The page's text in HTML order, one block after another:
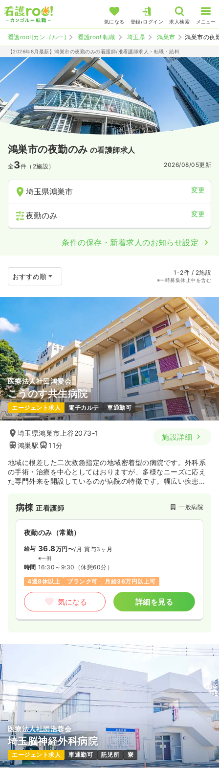
気になる 登録/ログイン 求人検索 メニュー
看護roo![カンゴルー] 看護roo! 転職 埼玉県 鴻巣市 鴻巣市の夜
【2026年8月最新】鴻巣市の夜勤のみの看護師/准看護師求人・転職・給料
鴻巣市の夜勤のみ の看護師求人
全3件（2施設） 2026/08/05更新
埼玉県鴻巣市 変更
夜勤のみ 変更
条件の保存・新着求人のお知らせ設定
1-2件 / 2施設
※一時募集休止中を含む
医療法人社団鴻愛会
こうのす共生病院
エージェント求人 電子カルテ 車通勤可
埼玉県鴻巣市上谷2073-1
鴻巣駅
11分
施設詳細
地域に根差した二次救急指定の地域密着型の病院です。外科系
の手術・治療を中心としてはおりますが、多様なニーズに応え
た専門外来を開設しているのが病院の特徴です。幅広い疾患緒
福祉施設、クリニック
病棟正看護師 一般病院
夜勤のみ（常勤）
給与 36.8万円〜/月 賞与3ヶ月
※一例
時間 16:30～9:30 （休憩60分）
4週8休以上
ブランク可 月給36万円以上可
気になる 詳細を見る
医療法人社団浩蓉会
埼玉脳神経外科病院
エージェント求人 車通勤可 託児所 寮